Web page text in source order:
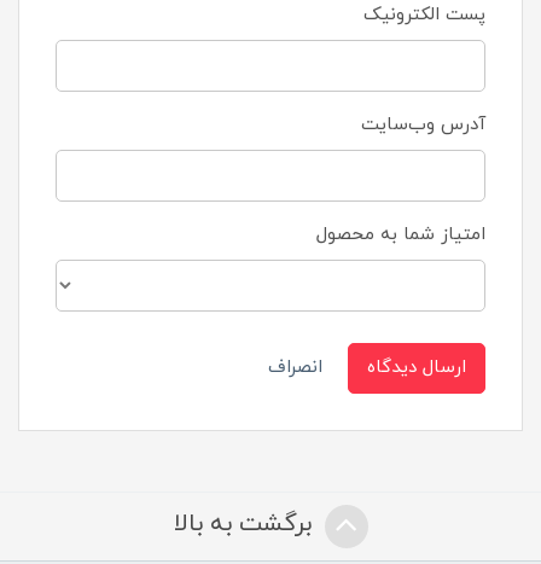
پست الکترونیک
آدرس وب‌سایت
امتیاز شما به محصول
ارسال دیدگاه انصراف
برگشت به بالا